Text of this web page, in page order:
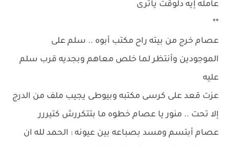
عامله إيه دلوقت ياترى
**
عصام خرج من بيته راح مكتب أبوه .. سلم على
الموجودين وأنتظر لما خلص معاهم وبجديه قرب سلم
عليه
عزت قعد على كرسى مكتبه وبيوطى يجيب ملف من الدرج
إلا تحت .. منور يا عصام خطوه ما بتتكررش كتيررر
عصام أبتسم ومسد بصباعه بين عيونه : الحمد لله ان